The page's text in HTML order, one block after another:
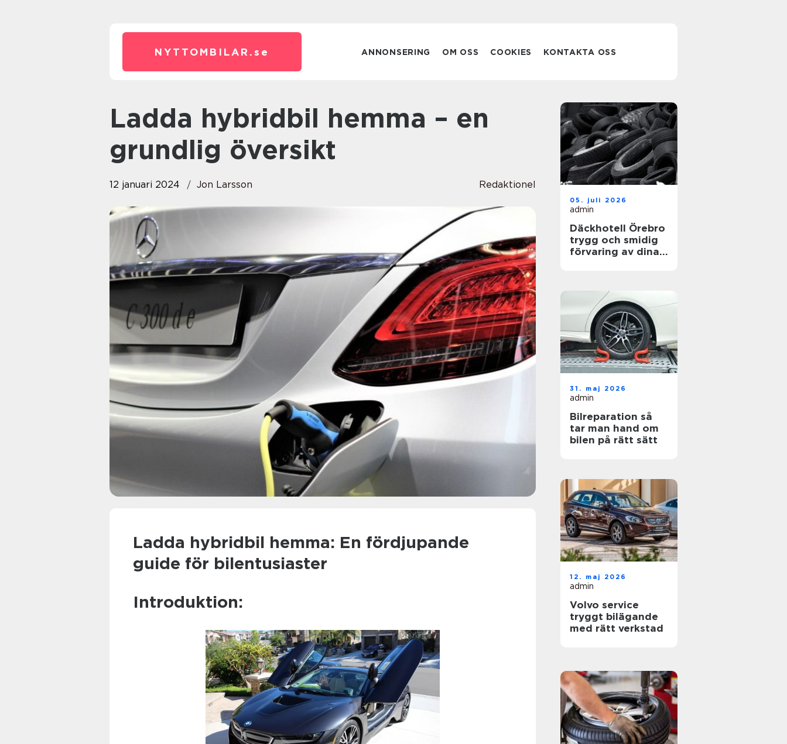
NYTTOMBILAR. se ANNONSERING OM OSS COOKIES KONTAKTA OSS
Ladda hybridbil hemma – en
grundlig översikt
12 januari 2024 Jon Larsson Redaktionel
Ladda hybridbil hemma: En fördjupande
guide för bilentusiaster
Introduktion:
05. juli 2026
admin
Däckhotell Örebro
trygg och smidig
förvaring av dina
31. maj 2026
admin
Bilreparation så
tar man hand om
bilen på rätt sätt
12. maj 2026
admin
Volvo service
tryggt bilägande
med rätt verkstad